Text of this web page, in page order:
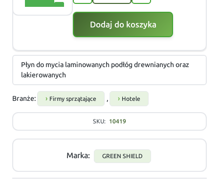
Dodaj do koszyka
Płyn do mycia laminowanych podłóg drewnianych oraz
lakierowanych
Branże: Firmy sprzątające , Hotele
SKU: 10419
Marka: GREEN SHIELD